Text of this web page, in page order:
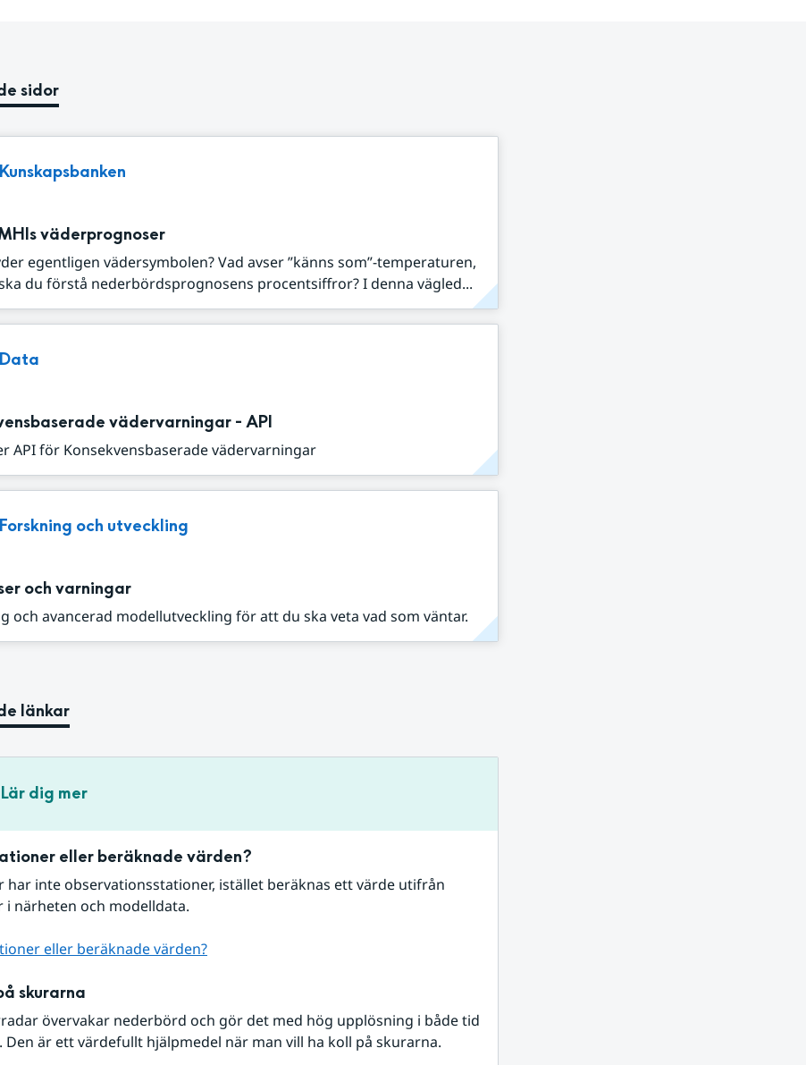
sidor
Kunskapsbanken
väderprognoser
egentligen vädersymbolen? Vad avser ”känns som”-temperaturen,
du förstå nederbördsprognosens procentsiffror? I denna vägled...
Data
vädervarningar - API
API för Konsekvensbaserade vädervarningar
Forskning och utveckling
och varningar
och avancerad modellutveckling för att du ska veta vad som väntar.
länkar
Lär dig mer
eller beräknade värden?
har inte observationsstationer, istället beräknas ett värde utifrån
i närheten och modelldata.
eller beräknade värden?
skurarna
övervakar nederbörd och gör det med hög upplösning i både tid
Den är ett värdefullt hjälpmedel när man vill ha koll på skurarna.